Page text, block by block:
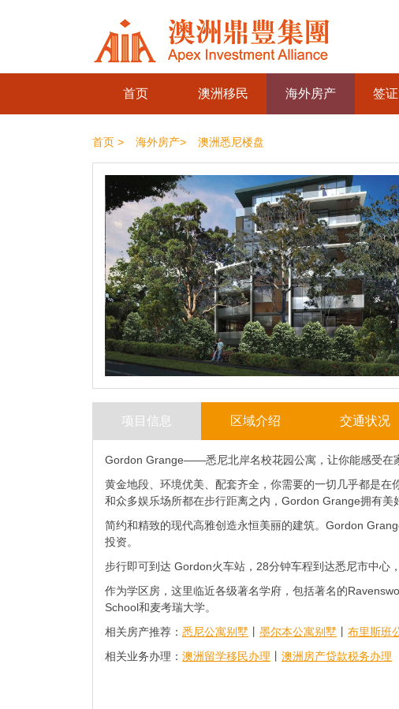
首页 澳洲移民 海外房产 签
首页 > 海外房产> 澳洲悉尼楼盘
项目信息 区域介绍 交通状况
Gordon Grange——悉尼北岸名校花园公寓，让你能感受在
黄金地段、环境优美、配套齐全，你需要的一切几乎都是
和众多娱乐场所都在步行距离之内，Gordon Grange拥有美
简约和精致的现代高雅创造永恒美丽的建筑。Gordon
投资。
步行即可到达 Gordon火车站，28分钟车程到达悉尼市中心
作为学区房，这里临近各级著名学府，包括著名的
School和麦考瑞大学。
相关房产推荐： 悉尼公寓别墅 墨尔本公寓别墅 布里斯班
相关业务办理： 澳洲留学移民办理 澳洲房产贷款税务办理